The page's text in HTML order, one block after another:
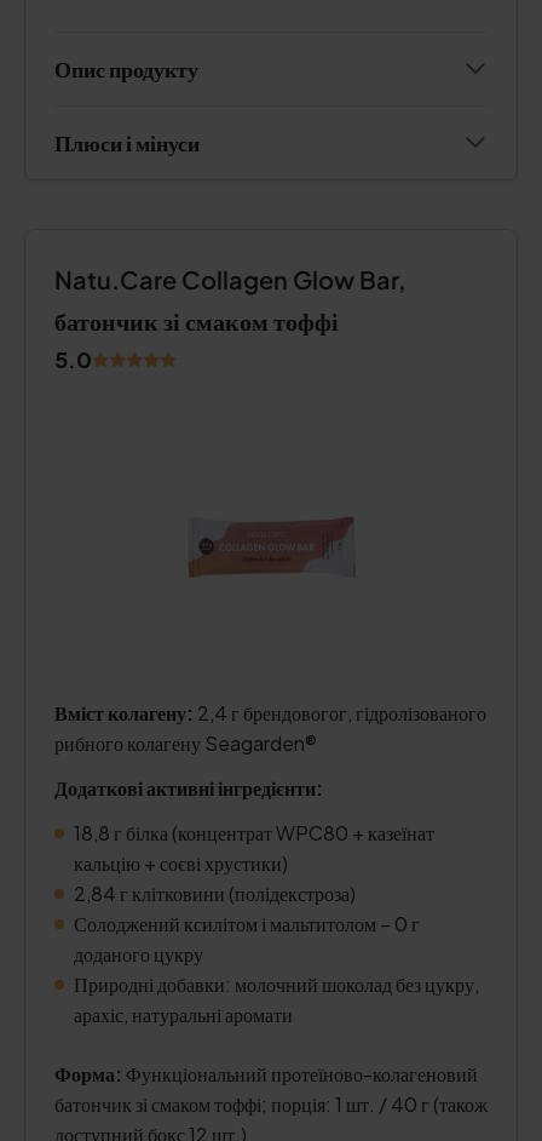
Опис продукту
Плюси і мінуси
Natu.Care Collagen Glow Bar,
батончик зі смаком тоффі
5.0
Вміст колагену: 2,4 г брендовогог, гідролізованого
рибного колагену Seagarden®
Додаткові активні інгредієнти:
18,8 г білка (концентрат WPC80 + казеїнат
кальцію + соєві хрустики)
2,84 г клітковини (полідекстроза)
Солоджений ксилітом і мальтитолом – 0 г
доданого цукру
Природні добавки: молочний шоколад без цукру,
арахіс, натуральні аромати
Форма: Функціональний протеїново-колагеновий
батончик зі смаком тоффі; порція: 1 шт. / 40 г (також
доступний бокс 12 шт.)